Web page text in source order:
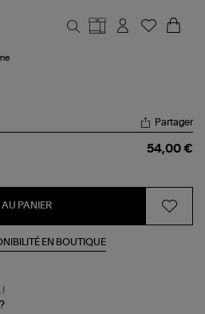
Partager
54,00 €
PANIER
EN BOUTIQUE